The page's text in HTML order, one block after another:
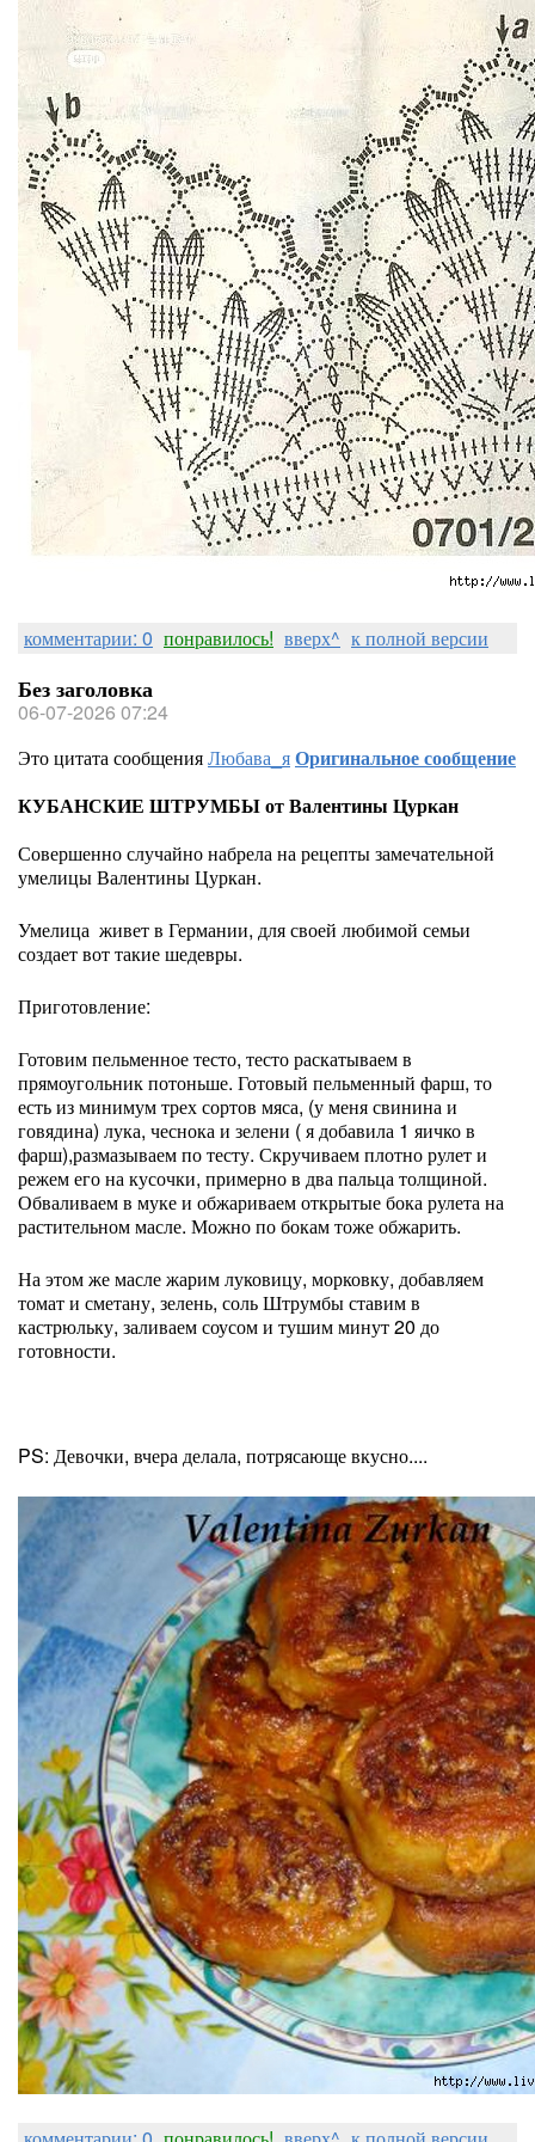
комментарии: 0 понравилось! вверх^ к полной версии
Без заголовка
06-07-2026 07:24
Это цитата сообщенияЛюбава_яОригинальное сообщение
КУБАНСКИЕ ШТРУМБЫ от Валентины Цуркан
Совершенно случайно набрела на рецепты замечательной
умелицы Валентины Цуркан.
Умелица живет в Германии, для своей любимой семьи
создает вот такие шедевры.
Приготовление:
Готовим пельменное тесто, тесто раскатываем в
прямоугольник потоньше. Готовый пельменный фарш, то
есть из минимум трех сортов мяса, (у меня свинина и
говядина) лука, чеснока и зелени ( я добавила 1 яичко в
фарш),размазываем по тесту. Скручиваем плотно рулет и
режем его на кусочки, примерно в два пальца толщиной.
Обваливаем в муке и обжариваем открытые бока рулета на
растительном масле. Можно по бокам тоже обжарить.
На этом же масле жарим луковицу, морковку, добавляем
томат и сметану, зелень, соль Штрумбы ставим в
кастрюльку, заливаем соусом и тушим минут 20 до
готовности.
PS: Девочки, вчера делала, потрясающе вкусно....